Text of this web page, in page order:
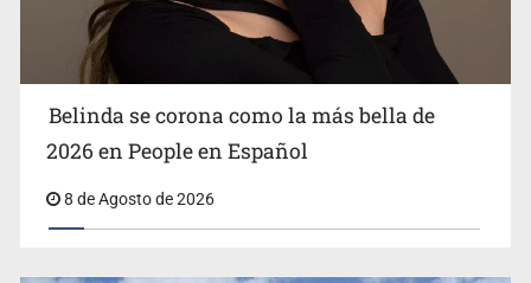
masivo
Belinda se corona como la más bella de
2026 en People en Español
8 de Agosto de 2026